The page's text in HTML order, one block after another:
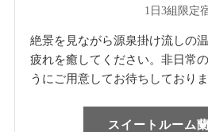
1日3組限定
絶景を見ながら源泉掛け流しの
疲れを癒してください。非日常
うにご用意してお待ちしておりま
スイートルーム